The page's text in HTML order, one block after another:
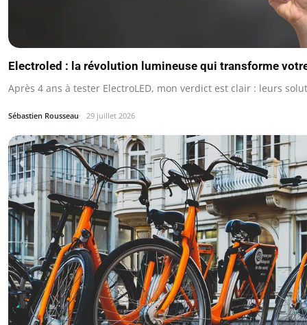
Electroled : la révolution lumineuse qui transforme
Après 4 ans à tester ElectroLED, mon verdict est clair : leurs
Sébastien Rousseau 29 juillet 2026